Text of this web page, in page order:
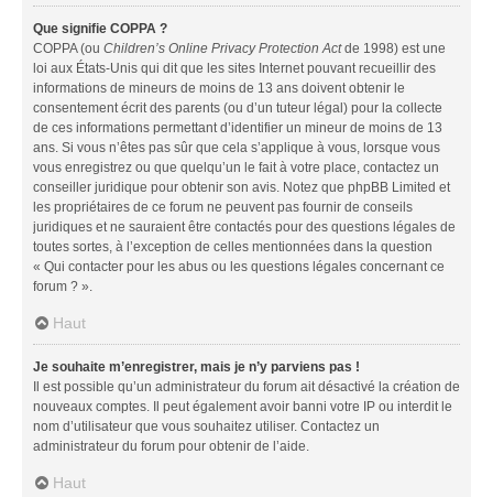
Que signifie COPPA ?
COPPA (ou Children’s Online Privacy Protection Actde 1998) est une
loi aux États-Unis qui dit que les sites Internet pouvant recueillir des
informations de mineurs de moins de 13 ans doivent obtenir le
consentement écrit des parents (ou d’un tuteur légal) pour la collecte
de ces informations permettant d’identifier un mineur de moins de 13
ans. Si vous n’êtes pas sûr que cela s’applique à vous, lorsque vous
vous enregistrez ou que quelqu’un le fait à votre place, contactez un
conseiller juridique pour obtenir son avis. Notez que phpBB Limited et
les propriétaires de ce forum ne peuvent pas fournir de conseils
juridiques et ne sauraient être contactés pour des questions légales de
toutes sortes, à l’exception de celles mentionnées dans la question
« Qui contacter pour les abus ou les questions légales concernant ce
forum ? ».
Haut
Je souhaite m’enregistrer, mais je n’y parviens pas !
Il est possible qu’un administrateur du forum ait désactivé la création de
nouveaux comptes. Il peut également avoir banni votre IP ou interdit le
nom d’utilisateur que vous souhaitez utiliser. Contactez un
administrateur du forum pour obtenir de l’aide.
Haut